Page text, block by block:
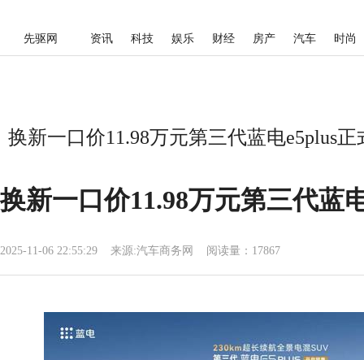
先驱网 资讯 科技 娱乐 财经 房产 汽车 时尚
换新一口价11.98万元第三代蓝电e5plus
换新一口价11.98万元第三代蓝
2025-11-06 22:55:29 来源:汽车商务网 阅读量：17867